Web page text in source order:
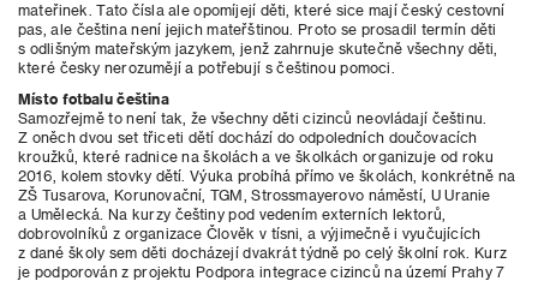
mateřinek. Tato čísla ale opomíjejí děti, které sice mají český cestovní
pas, ale čeština není jejich mateřštinou. Proto se prosadil termín děti
s odlišným mateřským jazykem, jenž zahrnuje skutečně všechny děti,
které česky nerozumějí a potřebují s češtinou pomoci.
Místo fotbalu čeština
Samozřejmě to není tak, že všechny děti cizinců neovládají češtinu.
Z oněch dvou set třiceti dětí dochází do odpoledních doučovacích
kroužků, které radnice na školách a ve školkách organizuje od roku
2016, kolem stovky dětí. Výuka probíhá přímo ve školách, konkrétně na
ZŠ Tusarova, Korunovační, TGM, Strossmayerovo náměstí, U Uranie
a Umělecká. Na kurzy češtiny pod vedením externích lektorů,
dobrovolníků z organizace Člověk v tísni, a výjimečně i vyučujících
z dané školy sem děti docházejí dvakrát týdně po celý školní rok. Kurz
je podporován z projektu Podpora integrace cizinců na území Prahy 7